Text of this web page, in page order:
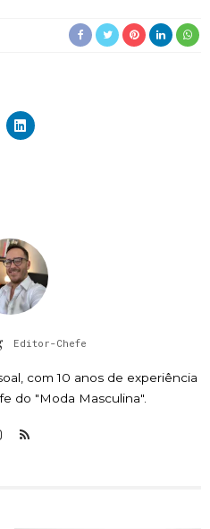
Editor-Chefe
com 10 anos de experiência
do "Moda Masculina".